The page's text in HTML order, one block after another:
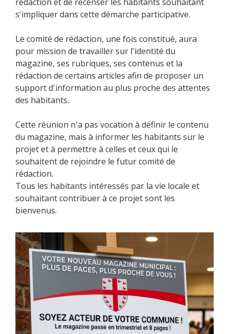
s'impliquer dans cette démarche participative.
Le comité de rédaction, une fois constitué, aura
pour mission de travailler sur l'identité du
magazine, ses rubriques, ses contenus et la
rédaction de certains articles afin de proposer un
support d'information au plus proche des attentes
des habitants.
Cette réunion n'a pas vocation à définir le contenu
du magazine, mais à informer les habitants sur le
projet et à permettre à celles et ceux qui le
souhaitent de rejoindre le futur comité de
rédaction.
Tous les habitants intéressés par la vie locale et
souhaitant contribuer à ce projet sont les
bienvenus.